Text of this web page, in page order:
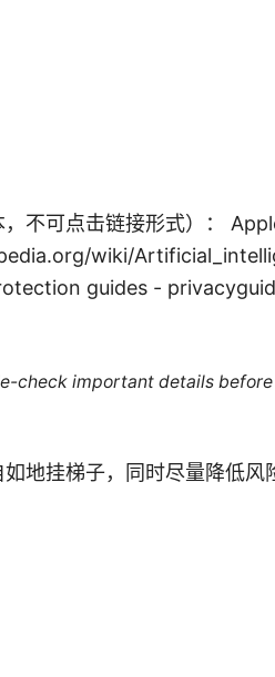
不可点击链接形式）：
wiki/
guides -
check important details
地挂梯子，同时尽量降低风